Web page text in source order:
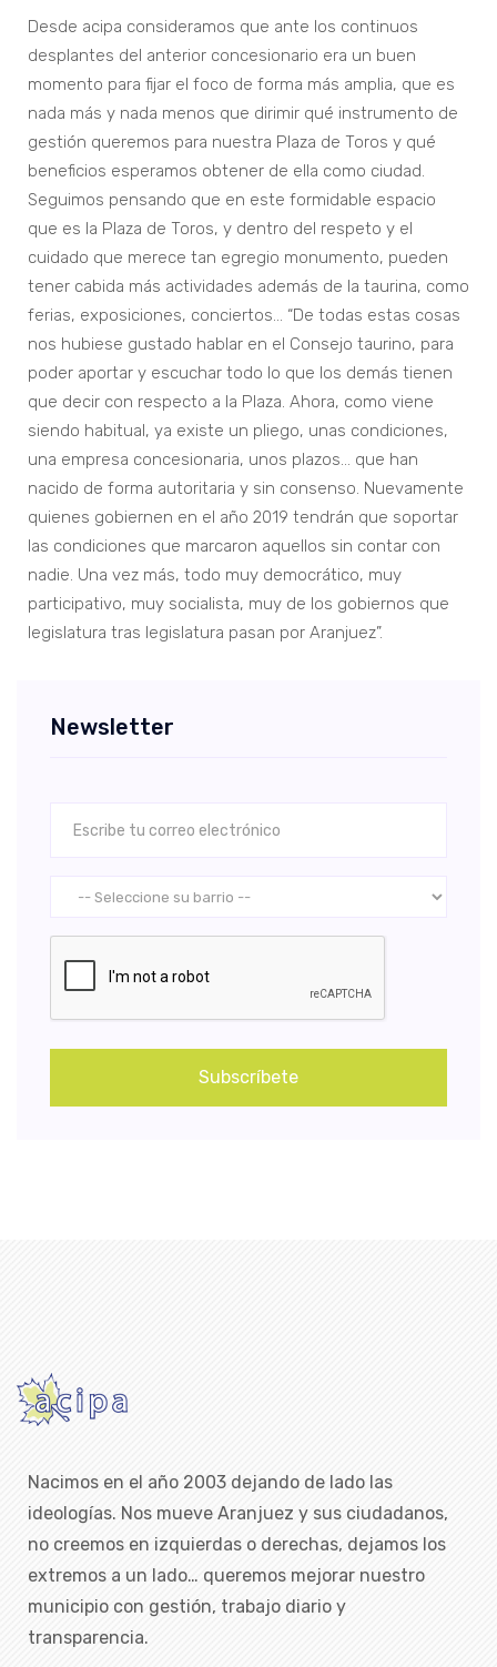
Desde acipa consideramos que ante los continuos
desplantes del anterior concesionario era un buen
momento para fijar el foco de forma más amplia, que es
nada más y nada menos que dirimir qué instrumento de
gestión queremos para nuestra Plaza de Toros y qué
beneficios esperamos obtener de ella como ciudad.
Seguimos pensando que en este formidable espacio
que es la Plaza de Toros, y dentro del respeto y el
cuidado que merece tan egregio monumento, pueden
tener cabida más actividades además de la taurina, como
ferias, exposiciones, conciertos... “De todas estas cosas
nos hubiese gustado hablar en el Consejo taurino, para
poder aportar y escuchar todo lo que los demás tienen
que decir con respecto a la Plaza. Ahora, como viene
siendo habitual, ya existe un pliego, unas condiciones,
una empresa concesionaria, unos plazos… que han
nacido de forma autoritaria y sin consenso. Nuevamente
quienes gobiernen en el año 2019 tendrán que soportar
las condiciones que marcaron aquellos sin contar con
nadie. Una vez más, todo muy democrático, muy
participativo, muy socialista, muy de los gobiernos que
legislatura tras legislatura pasan por Aranjuez”.
Newsletter
Subscríbete
Nacimos en el año 2003 dejando de lado las
ideologías. Nos mueve Aranjuez y sus ciudadanos,
no creemos en izquierdas o derechas, dejamos los
extremos a un lado… queremos mejorar nuestro
municipio con gestión, trabajo diario y
transparencia.